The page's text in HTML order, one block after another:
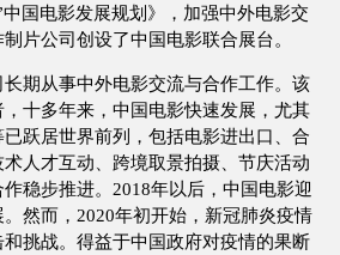
国电影发展规划》，加强中外电影交
片公司创设了中国电影联合展台。
期从事中外电影交流与合作工作。该
十多年来，中国电影快速发展，尤其
跃居世界前列，包括电影进出口、合
人才互动、跨境取景拍摄、节庆活动
稳步推进。2018年以后，中国电影迎
然而，2020年初开始，新冠肺炎疫情
挑战。得益于中国政府对疫情的果断